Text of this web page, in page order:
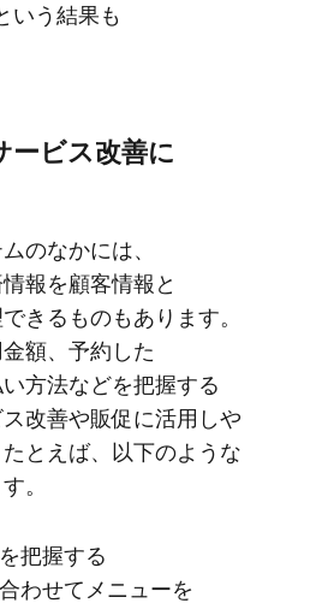
いう​結果も​
ービス改善に​
の​なかには、​
報を​顧客情報と​
きる​ものも​あります。​
額、​予約した​
方​法などを​把握する​
改善や​販促に​活用しや​
とえば、​以下のような​
。
把握する
わせて​メニューを​